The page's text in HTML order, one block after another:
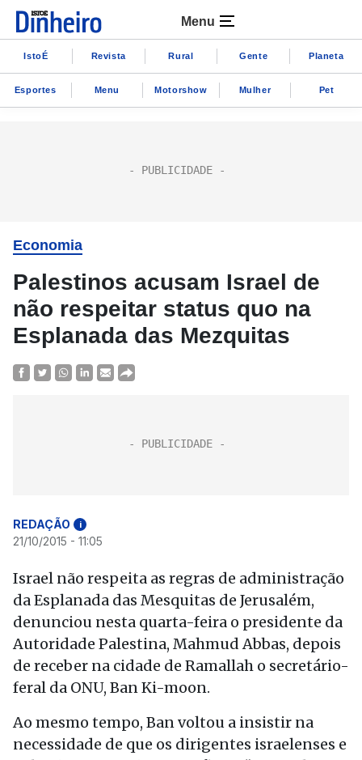
Menu
IstoÉ Revista Rural Gente Planeta
Esportes Menu Motorshow Mulher Pet
Economia
Palestinos acusam Israel de
não respeitar status quo na
Esplanada das Mezquitas
REDAÇÃO i
21/10/2015 - 11:05
Israel não respeita as regras de administração
da Esplanada das Mesquitas de Jerusalém,
denunciou nesta quarta-feira o presidente da
Autoridade Palestina, Mahmud Abbas, depois
de receber na cidade de Ramallah o secretário-
feral da ONU, Ban Ki-moon.
Ao mesmo tempo, Ban voltou a insistir na
necessidade de que os dirigentes israelenses e